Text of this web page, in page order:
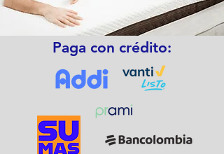
Paga con crédito: